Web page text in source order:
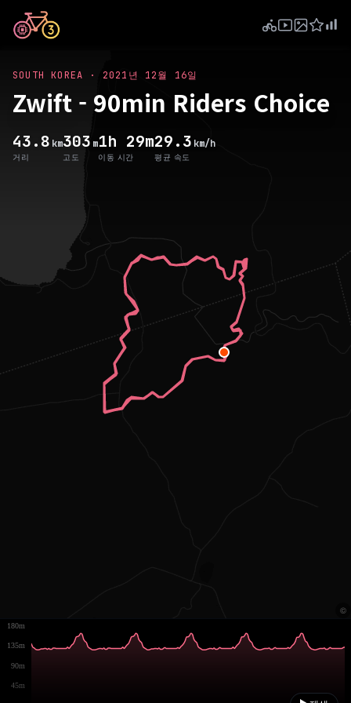
SOUTH KOREA · 2021년 12월 16일
Zwift - 90min Riders Choice
43.8 km
거리
303 m
고도
1h 29m
이동 시간
29.3 km/h
평균 속도
45m
90m
135m
180m